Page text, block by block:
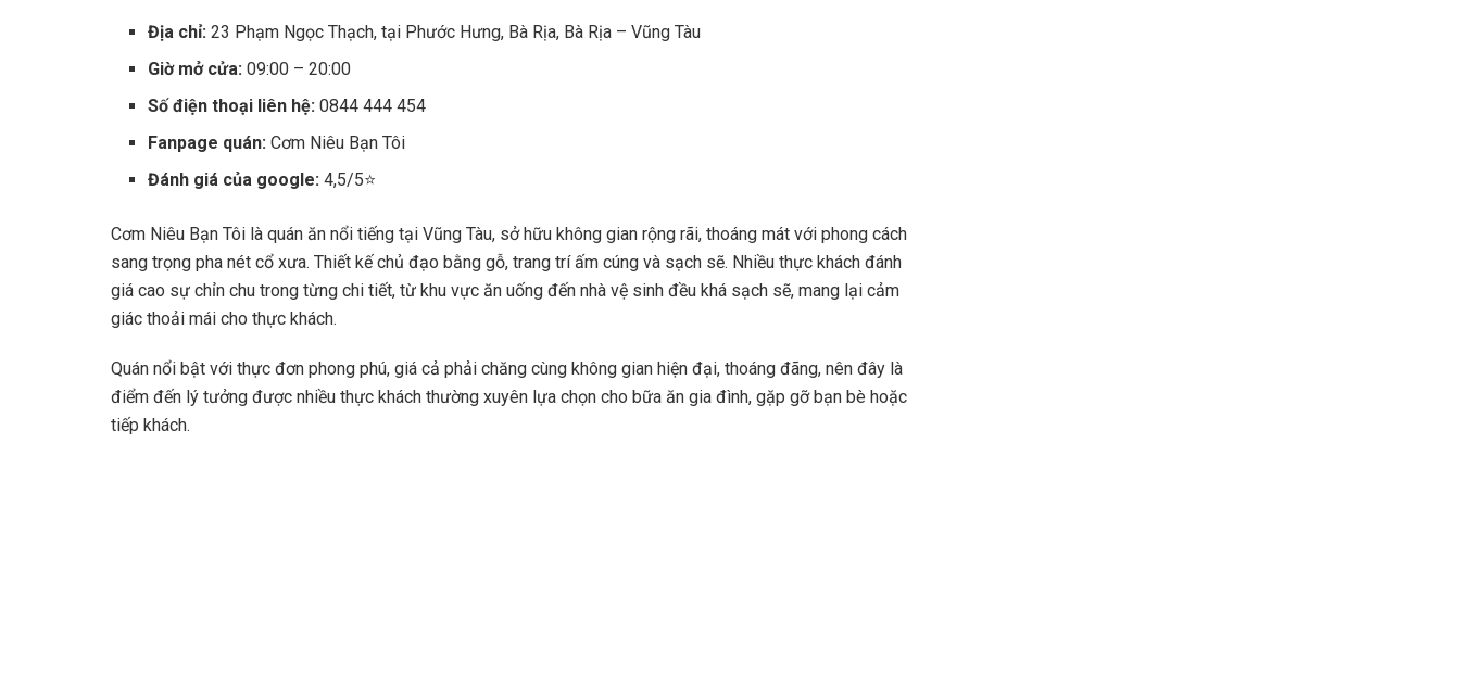
Địa chỉ:23 Phạm Ngọc Thạch, tại Phước Hưng, Bà Rịa, Bà Rịa – Vũng Tàu
Giờ mở cửa: 09:00 – 20:00
Số điện thoại liên hệ:0844 444 454
Fanpage quán:Cơm Niêu Bạn Tôi
Đánh giá của google:4,5/5⭐
Cơm Niêu Bạn Tôi là quán ăn nổi tiếng tại Vũng Tàu, sở hữu không gian rộng rãi, thoáng mát với phong cách
sang trọng pha nét cổ xưa. Thiết kế chủ đạo bằng gỗ, trang trí ấm cúng và sạch sẽ. Nhiều thực khách đánh
giá cao sự chỉn chu trong từng chi tiết, từ khu vực ăn uống đến nhà vệ sinh đều khá sạch sẽ, mang lại cảm
giác thoải mái cho thực khách.
Quán nổi bật với thực đơn phong phú, giá cả phải chăng cùng không gian hiện đại, thoáng đãng, nên đây là
điểm đến lý tưởng được nhiều thực khách thường xuyên lựa chọn cho bữa ăn gia đình, gặp gỡ bạn bè hoặc
tiếp khách.